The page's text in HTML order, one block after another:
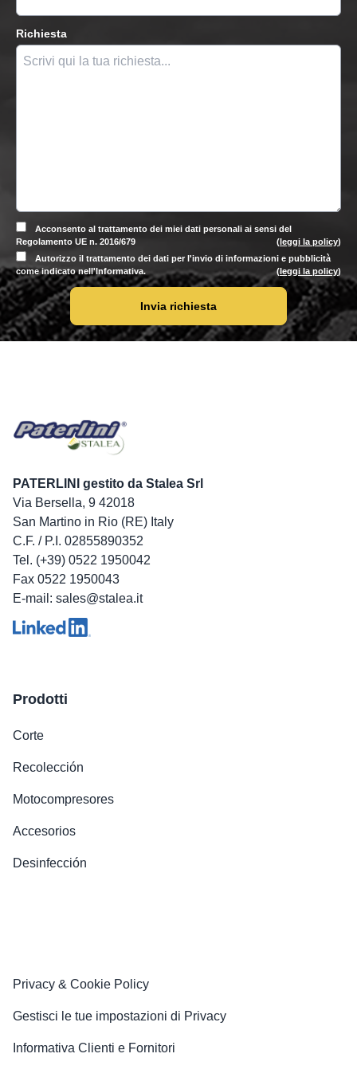
Richiesta
Acconsento al trattamento dei miei dati personali ai sensi del
Regolamento UE n. 2016/679
(leggi la policy)
Autorizzo il trattamento dei dati per l'invio di informazioni e pubblicità
come indicato nell'Informativa.
(leggi la policy)
Invia richiesta
PATERLINI gestito da Stalea Srl
Via Bersella, 9 42018
San Martino in Rio (RE) Italy
C.F. / P.I. 02855890352
Tel. (+39) 0522 1950042
Fax 0522 1950043
E-mail: sales@stalea.it
Prodotti
Corte
Recolección
Motocompresores
Accesorios
Desinfección
Privacy & Cookie Policy
Gestisci le tue impostazioni di Privacy
Informativa Clienti e Fornitori